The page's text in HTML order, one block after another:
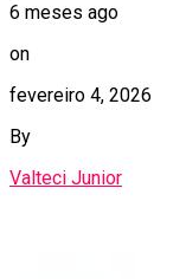
6 meses ago
on
fevereiro 4, 2026
By
Valteci Junior